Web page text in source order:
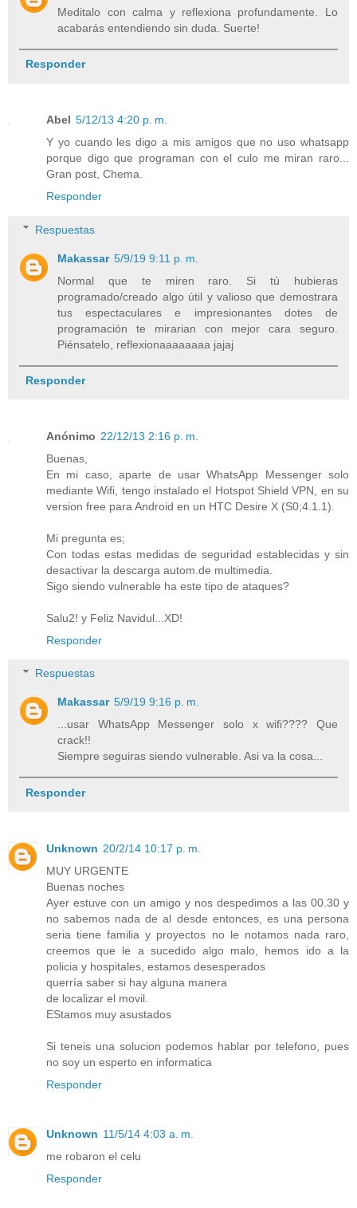
Meditalo con calma y reflexiona profundamente. Lo
acabarás entendiendo sin duda. Suerte!
Responder
Abel 5/12/13 4:20 p. m.
Y yo cuando les digo a mis amigos que no uso whatsapp
porque digo que programan con el culo me miran raro...
Gran post, Chema.
Responder
Respuestas
Makassar 5/9/19 9:11 p. m.
Normal que te miren raro. Si tú hubieras
programado/creado algo útil y valioso que demostrara
tus espectaculares e impresionantes dotes de
programación te mirarian con mejor cara seguro.
Piénsatelo, reflexionaaaaaaaa jajaj
Responder
Anónimo 22/12/13 2:16 p. m.
Buenas,
En mi caso, aparte de usar WhatsApp Messenger solo
mediante Wifi, tengo instalado el Hotspot Shield VPN, en su
version free para Android en un HTC Desire X (S0;4.1.1).
Mi pregunta es;
Con todas estas medidas de seguridad establecidas y sin
desactivar la descarga autom.de multimedia.
Sigo siendo vulnerable ha este tipo de ataques?
Salu2! y Feliz Navidul...XD!
Responder
Respuestas
Makassar 5/9/19 9:16 p. m.
...usar WhatsApp Messenger solo x wifi???? Que
crack!!
Siempre seguiras siendo vulnerable. Asi va la cosa...
Responder
Unknown 20/2/14 10:17 p. m.
MUY URGENTE
Buenas noches
Ayer estuve con un amigo y nos despedimos a las 00.30 y
no sabemos nada de al desde entonces, es una persona
seria tiene familia y proyectos no le notamos nada raro,
creemos que le a sucedido algo malo, hemos ido a la
policia y hospitales, estamos desesperados
querría saber si hay alguna manera
de localizar el movil.
EStamos muy asustados
Si teneis una solucion podemos hablar por telefono, pues
no soy un esperto en informatica
Responder
Unknown 11/5/14 4:03 a. m.
me robaron el celu
Responder